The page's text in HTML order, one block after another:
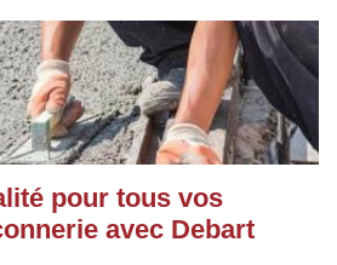
pour tous vos
avec Debart